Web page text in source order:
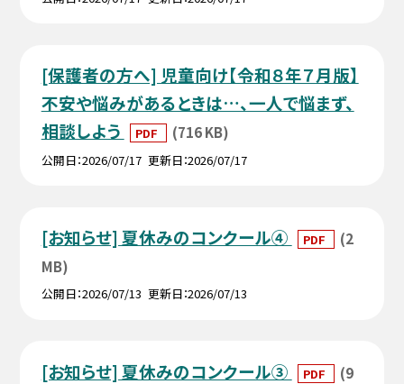
[保護者の方へ] 児童向け【令和８年７月版】
不安や悩みがあるときは…、一人で悩まず、
相談しよう
PDF (716 KB)
公開日 2026/07/17 更新日 2026/07/17
[お知らせ] 夏休みのコンクール④ PDF
(2
MB)
公開日 2026/07/13 更新日 2026/07/13
[お知らせ] 夏休みのコンクール③ PDF
(9